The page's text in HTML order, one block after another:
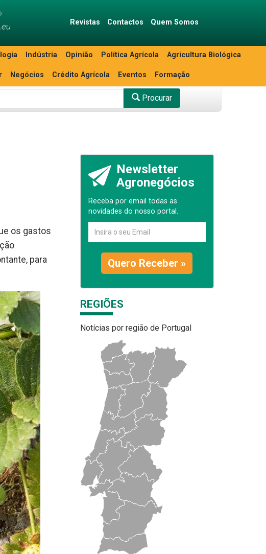
Revistas Contactos Quem Somos
Indústria Opinião Política Agrícola Agricultura Biológica
Negócios Crédito Agrícola Eventos Formação
Procurar
os gastos
para
Newsletter
Agronegócios
Receba por email todas as
novidades do nosso portal.
Quero Receber »
REGIÕES
Notícias por região de Portugal